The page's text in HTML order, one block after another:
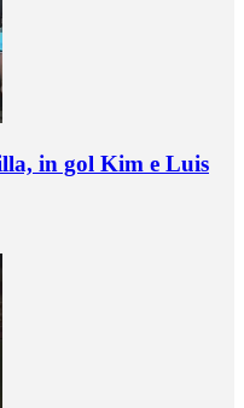
in gol Kim e Luis